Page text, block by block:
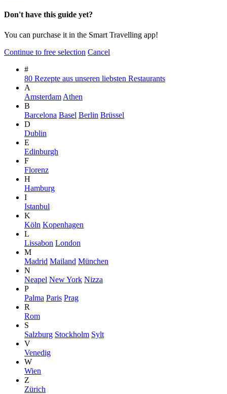
Don't have this guide yet?
You can purchase it in the Smart Travelling app!
Continue to free selection Cancel
#
80 Rezepte aus unseren liebsten Restaurants
A
Amsterdam Athen
B
Barcelona Basel Berlin Brüssel
D
Dublin
E
Edinburgh
F
Florenz
H
Hamburg
I
Istanbul
K
Köln Kopenhagen
L
Lissabon London
M
Madrid Mailand München
N
Neapel New York Nizza
P
Palma Paris Prag
R
Rom
S
Salzburg Stockholm Sylt
V
Venedig
W
Wien
Z
Zürich